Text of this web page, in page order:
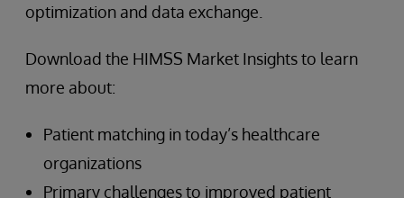
optimization and data exchange.
Download the HIMSS Market Insights to learn
more about:
Patient matching in today’s healthcare
organizations
Primary challenges to improved patient